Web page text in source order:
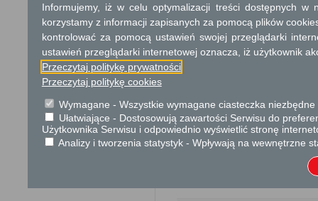
Informacja
Dodatkowe
Opłata
17 zł opłata skarbowa za
Tryb odwoławczy
Odwołanie wnosi się do
za pośrednictwem organu,
jego nadania w polskiej
Informujemy, iż w celu optymalizacji treści dostępnych w
korzystamy z informacji zapisanych za pomocą plików
kontrolować za pomocą ustawień swojej przeglądarki
ustawień przeglądarki internetowej oznacza, iż użytkownik
Przeczytaj politykę prywatności
Przeczytaj politykę cookies
Wymagane - Wszystkie wymagane ciasteczka
Ułatwiające - Dostosowują zawartości Serwisu do
Użytkownika Serwisu i odpowiednio wyświetlić stronę
Analizy i tworzenia statystyk - Wpływają na wewnętrzne